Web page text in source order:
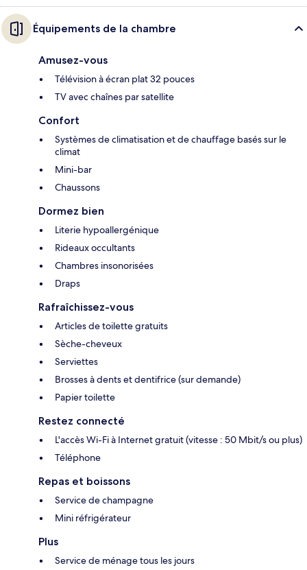
Équipements de la chambre
Amusez-vous
Télévision à écran plat 32 pouces
TV avec chaînes par satellite
Confort
Systèmes de climatisation et de chauffage basés sur le
climat
Mini-bar
Chaussons
Dormez bien
Literie hypoallergénique
Rideaux occultants
Chambres insonorisées
Draps
Rafraîchissez-vous
Articles de toilette gratuits
Sèche-cheveux
Serviettes
Brosses à dents et dentifrice (sur demande)
Papier toilette
Restez connecté
L'accès Wi-Fi à Internet gratuit (vitesse : 50 Mbit/s ou plus)
Téléphone
Repas et boissons
Service de champagne
Mini réfrigérateur
Plus
Service de ménage tous les jours